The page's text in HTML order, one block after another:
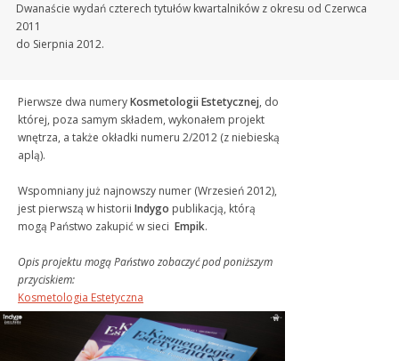
Dwanaście wydań czterech tytułów kwartalników z okresu od Czerwca
2011
do Sierpnia 2012.
Pierwsze dwa numeryKosmetologii Estetycznej, do
której, poza samym składem, wykonałem projekt
wnętrza, a także okładki numeru 2/2012 (z niebieską
aplą).
Wspomniany już najnowszy numer (Wrzesień 2012),
jest pierwszą w historii Indygo publikacją, którą
mogą Państwo zakupić w sieci Empik.
Opis projektu mogą Państwo zobaczyć pod poniższym
przyciskiem:
Kosmetologia Estetyczna